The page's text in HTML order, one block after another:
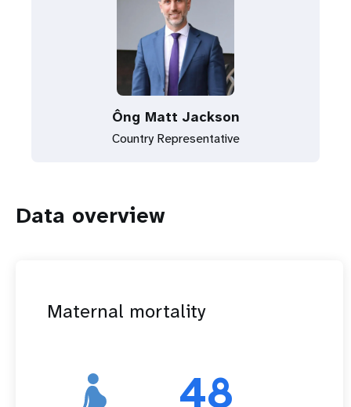
Ông Matt Jackson
Country Representative
Data overview
Maternal mortality
48